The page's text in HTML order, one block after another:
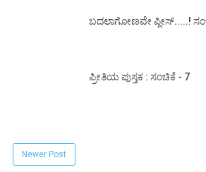
ಬದಲಾಗೋಣವೇ ಪ್ಲೀಸ್.....!
ಪ್ರೀತಿಯ ಪುಸ್ತಕ : ಸಂಚಿಕೆ - 7
Newer Post